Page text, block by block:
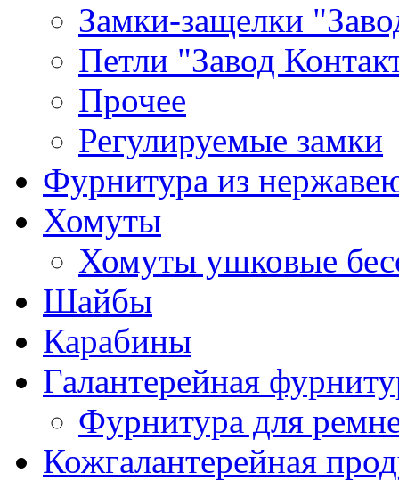
Замки-защелки
Петли "Завод
Прочее
Регулируемые замки
Фурнитура из
Хомуты
Хомуты ушковые
Шайбы
Карабины
Галантерейная
Фурнитура для
Кожгалантерейная